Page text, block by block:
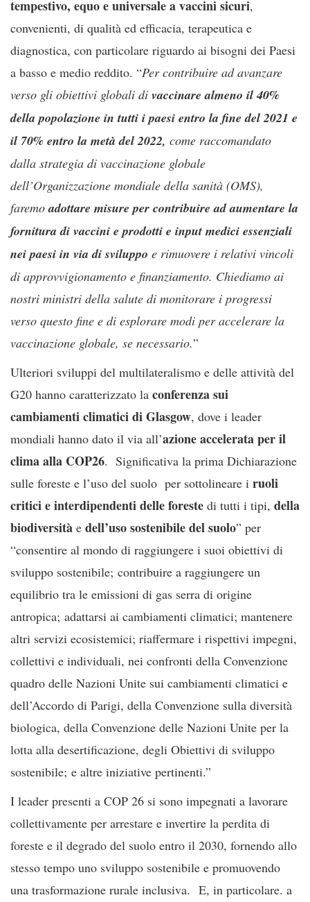
tempestivo, equo e universale a vaccini sicuri,
convenienti, di qualità ed efficacia, terapeutica e
diagnostica, con particolare riguardo ai bisogni dei Paesi
a basso e medio reddito. “Per contribuire ad avanzare
verso gli obiettivi globali di vaccinare almeno il 40%
della popolazione in tutti i paesi entro la fine del 2021 e
il 70% entro la metà del 2022, come raccomandato
dalla strategia di vaccinazione globale
dell’Organizzazione mondiale della sanità (OMS),
faremoadottare misure per contribuire ad aumentare la
fornitura di vaccini e prodotti e input medici essenziali
nei paesi in via di sviluppo e rimuovere i relativi vincoli
di approvvigionamento e finanziamento. Chiediamo ai
nostri ministri della salute di monitorare i progressi
verso questo fine e di esplorare modi per accelerare la
vaccinazione globale, se necessario.”
Ulteriori sviluppi del multilateralismo e delle attività del
G20 hanno caratterizzato la conferenza sui
cambiamenti climatici di Glasgow, dove i leader
mondiali hanno dato il via all’azione accelerata per il
clima alla COP26. Significativa la prima Dichiarazione
sulle foreste e l’uso del suolo per sottolineare i ruoli
critici e interdipendenti delle foreste di tutti i tipi, della
biodiversità e dell’uso sostenibile del suolo” per
“consentire al mondo di raggiungere i suoi obiettivi di
sviluppo sostenibile; contribuire a raggiungere un
equilibrio tra le emissioni di gas serra di origine
antropica; adattarsi ai cambiamenti climatici; mantenere
altri servizi ecosistemici; riaffermare i rispettivi impegni,
collettivi e individuali, nei confronti della Convenzione
quadro delle Nazioni Unite sui cambiamenti climatici e
dell’Accordo di Parigi, della Convenzione sulla diversità
biologica, della Convenzione delle Nazioni Unite per la
lotta alla desertificazione, degli Obiettivi di sviluppo
sostenibile; e altre iniziative pertinenti.”
I leader presenti a COP 26 si sono impegnati a lavorare
collettivamente per arrestare e invertire la perdita di
foreste e il degrado del suolo entro il 2030, fornendo allo
stesso tempo uno sviluppo sostenibile e promuovendo
una trasformazione rurale inclusiva. E, in particolare. a